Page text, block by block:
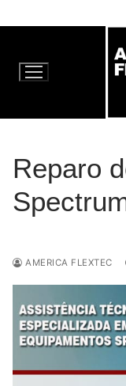
para
conteúdo
Reparo
AMERICA FLEXTEC